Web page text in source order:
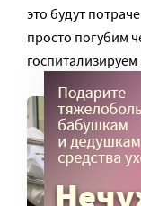
это будут
просто погубим